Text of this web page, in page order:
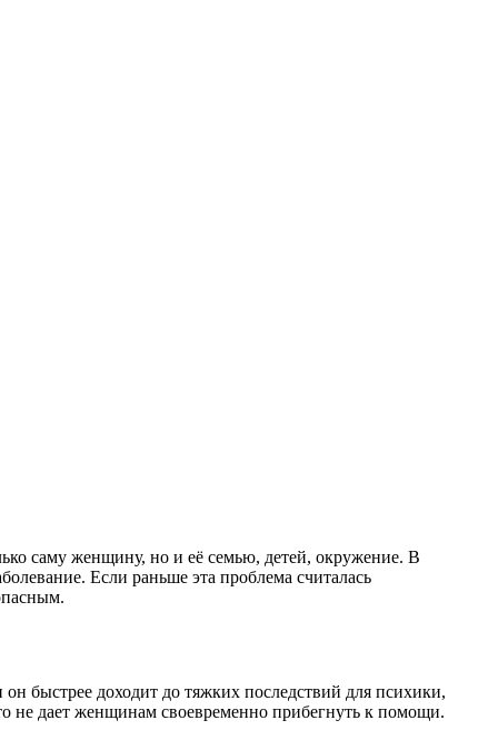
саму женщину, но и её семью, детей, окружение. В
Если раньше эта проблема считалась
быстрее доходит до тяжких последствий для психики,
не дает женщинам своевременно прибегнуть к помощи.